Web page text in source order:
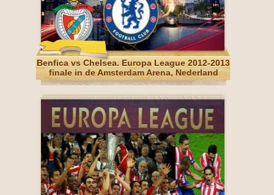
Benfica vs Chelsea. Europa League 2012-2013
finale in de Amsterdam Arena, Nederland